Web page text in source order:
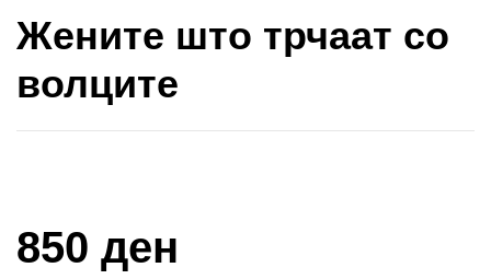
Жените што трчаат со
волците
850 ден